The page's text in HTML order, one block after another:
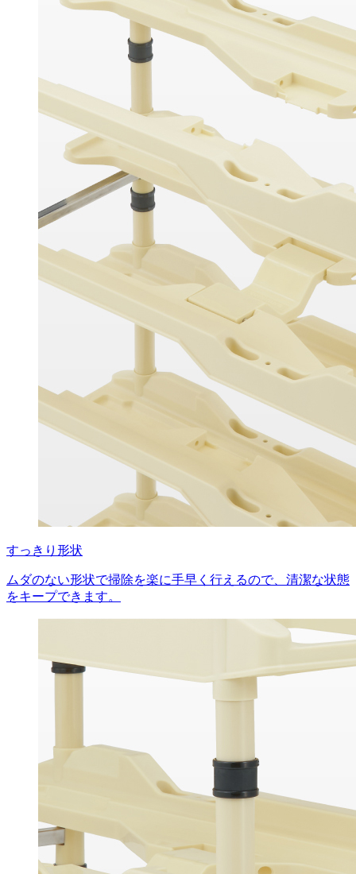
すっきり形状
ムダのない形状で掃除を楽に手早く行えるので、清潔な状態
をキープできます。